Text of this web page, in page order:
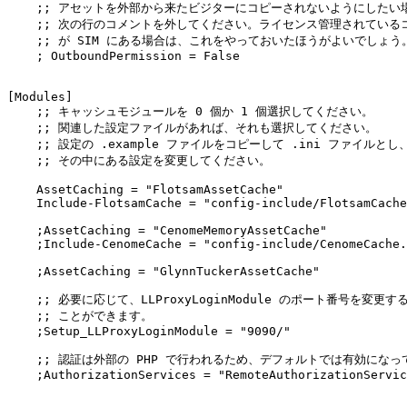
;; アセットを外部から来たビジターにコピーされないようにしたい
;; 次の行のコメントを外してください。ライセンス管理されている
;; が SIM にある場合は、これをやっておいたほうがよいでしょう
    ; OutboundPermission = False
[Modules]
;; キャッシュモジュールを 0 個か 1 個選択してください。
;; 関連した設定ファイルがあれば、それも選択してください。
;; 設定の .example ファイルをコピーして .ini ファイルとし
;; その中にある設定を変更してください。
AssetCaching = "FlotsamAssetCache"
Include-FlotsamCache = "config-include/
;AssetCaching = "CenomeMemoryAssetCache"
;Include-CenomeCache = "config-include/
;AssetCaching = "GlynnTuckerAssetCache"
;; 必要に応じて、LLProxyLoginModule のポート番号を変更す
;; ことができます。
;Setup_LLProxyLoginModule = "9090/"
;; 認証は外部の PHP で行われるため、デフォルトでは有効になっ
;AuthorizationServices =